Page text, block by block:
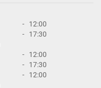
-
12:00
-
17:30
-
12:00
-
17:30
-
12:00